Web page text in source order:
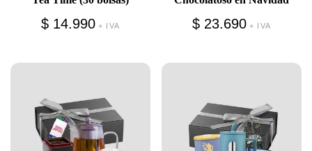
$14.990 + IVA $23.690 + IVA